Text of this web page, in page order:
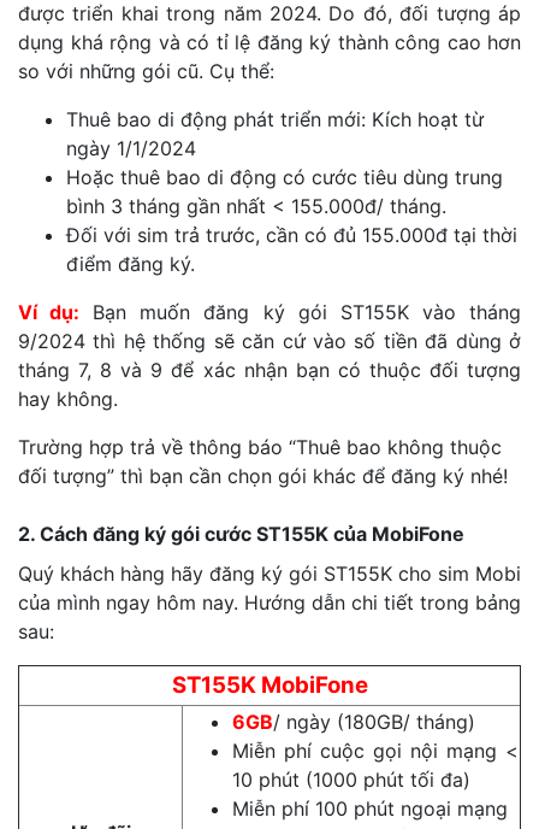
được triển khai trong năm 2024. Do đó, đối tượng áp
dụng khá rộng và có tỉ lệ đăng ký thành công cao hơn
so với những gói cũ. Cụ thể:
Thuê bao di động phát triển mới: Kích hoạt từ
ngày 1/1/2024
Hoặc thuê bao di động có cước tiêu dùng trung
bình 3 tháng gần nhất < 155.000đ/ tháng.
Đối với sim trả trước, cần có đủ 155.000đ tại thời
điểm đăng ký.
Ví dụ: Bạn muốn đăng ký gói ST155K vào tháng
9/2024 thì hệ thống sẽ căn cứ vào số tiền đã dùng ở
tháng 7, 8 và 9 để xác nhận bạn có thuộc đối tượng
hay không.
Trường hợp trả về thông báo “Thuê bao không thuộc
đối tượng” thì bạn cần chọn gói khác để đăng ký nhé!
2. Cách đăng ký gói cước ST155K của MobiFone
Quý khách hàng hãy đăng ký gói ST155K cho sim Mobi
của mình ngay hôm nay. Hướng dẫn chi tiết trong bảng
sau:
ST155K MobiFone
6GB/ ngày (180GB/ tháng)
Miễn phí cuộc gọi nội mạng <
10 phút (1000 phút tối đa)
Miễn phí 100 phút ngoại mạng